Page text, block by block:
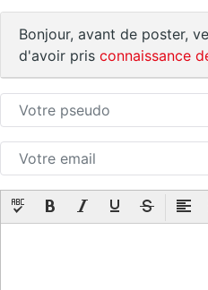
Bonjour, avant de poster,
d'avoir pris connaissance